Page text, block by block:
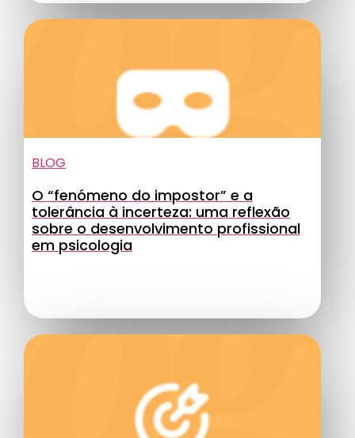
BLOG
O “fenómeno do impostor” e a
tolerância à incerteza: uma reflexão
sobre o desenvolvimento profissional
em psicologia